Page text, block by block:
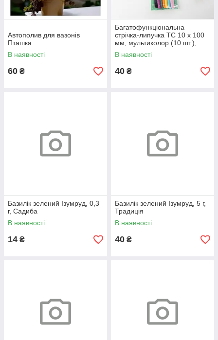
Автополив для вазонів
Пташка
В наявності
60 ₴
Багатофункціональна
стрічка-липучка TC 10 x 100
мм, мультиколор (10 шт.),
HLTC10100/10MIX5, Bradas
В наявності
40 ₴
Базилік зелений Ізумруд, 0,3
г, Садиба
В наявності
14 ₴
Базилік зелений Ізумруд, 5 г,
Традиція
В наявності
40 ₴